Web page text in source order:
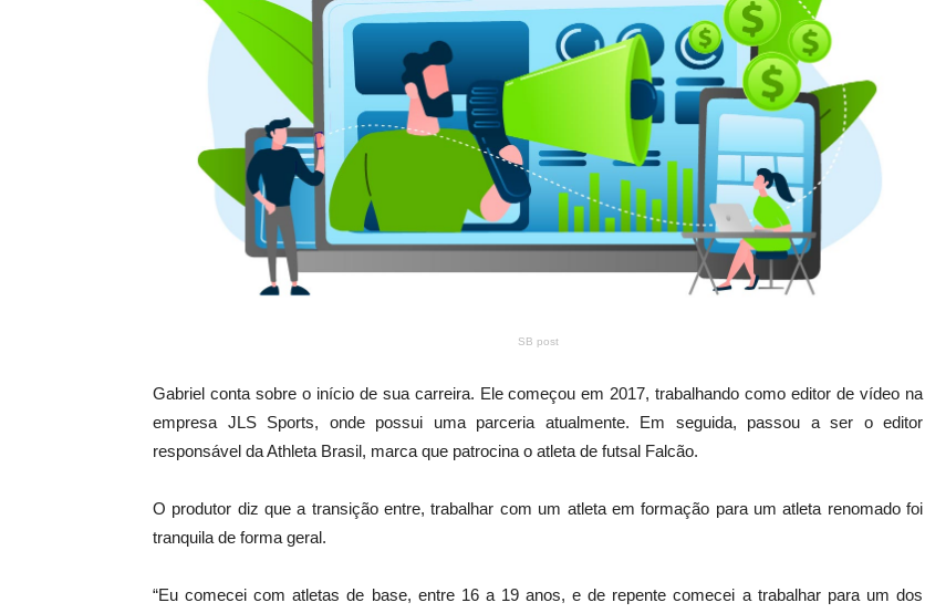
SB post
Gabriel conta sobre o início de sua carreira. Ele começou em 2017, trabalhando como editor de vídeo na
empresa JLS Sports, onde possui uma parceria atualmente. Em seguida, passou a ser o editor
responsável da Athleta Brasil, marca que patrocina o atleta de futsal Falcão.
O produtor diz que a transição entre, trabalhar com um atleta em formação para um atleta renomado foi
tranquila de forma geral.
“Eu comecei com atletas de base, entre 16 a 19 anos, e de repente comecei a trabalhar para um dos